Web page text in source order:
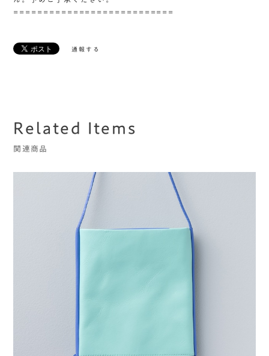
===========================
通報する
Related Items
関連商品